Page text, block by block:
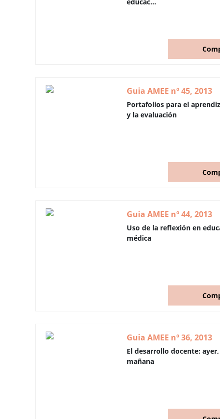
Guia AMEE nº 45, 2013
Portafolios para el
y la evaluación
Guia AMEE nº 44, 2013
Uso de la reflexión en
médica
Guia AMEE nº 36, 2013
El desarrollo docente:
mañana